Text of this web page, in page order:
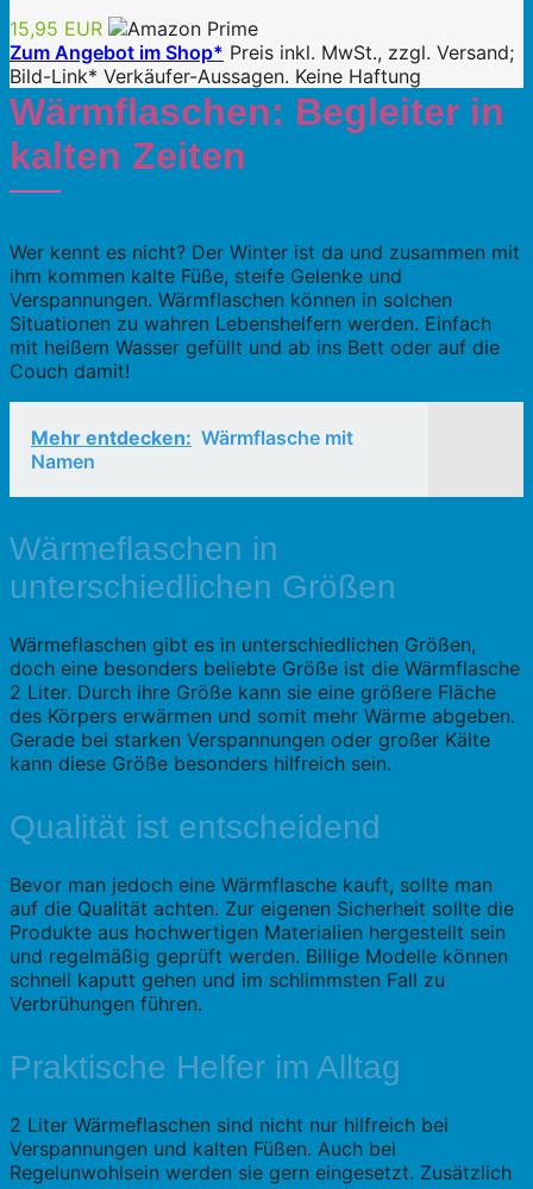
15,95 EUR
Zum Angebot im Shop* Preis inkl. MwSt., zzgl. Versand;
Bild-Link* Verkäufer-Aussagen. Keine Haftung
Wärmflaschen: Begleiter in
kalten Zeiten
Wer kennt es nicht? Der Winter ist da und zusammen mit
ihm kommen kalte Füße, steife Gelenke und
Verspannungen. Wärmflaschen können in solchen
Situationen zu wahren Lebenshelfern werden. Einfach
mit heißem Wasser gefüllt und ab ins Bett oder auf die
Couch damit!
Mehr entdecken: Wärmflasche mit
Namen
Wärmeflaschen in
unterschiedlichen Größen
Wärmeflaschen gibt es in unterschiedlichen Größen,
doch eine besonders beliebte Größe ist die Wärmflasche
2 Liter. Durch ihre Größe kann sie eine größere Fläche
des Körpers erwärmen und somit mehr Wärme abgeben.
Gerade bei starken Verspannungen oder großer Kälte
kann diese Größe besonders hilfreich sein.
Qualität ist entscheidend
Bevor man jedoch eine Wärmflasche kauft, sollte man
auf die Qualität achten. Zur eigenen Sicherheit sollte die
Produkte aus hochwertigen Materialien hergestellt sein
und regelmäßig geprüft werden. Billige Modelle können
schnell kaputt gehen und im schlimmsten Fall zu
Verbrühungen führen.
Praktische Helfer im Alltag
2 Liter Wärmeflaschen sind nicht nur hilfreich bei
Verspannungen und kalten Füßen. Auch bei
Regelunwohlsein werden sie gern eingesetzt. Zusätzlich